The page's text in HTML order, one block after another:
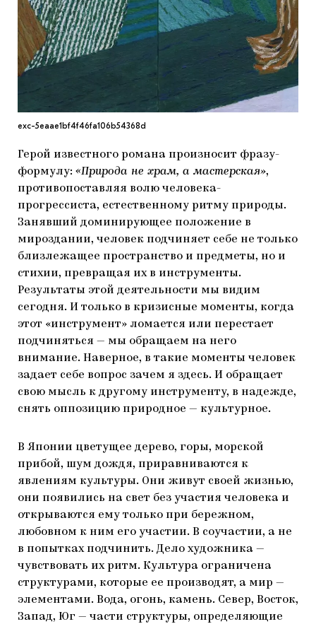
ЗАПАЛЕННЯ
CARPATHIAN CULT ПРО РІЗДВЯНІ СВЯТА
exc-5eaae1bf4f46fa106b54368d
Герой известного романа произносит фразу-
формулу: «Природа не храм, а мастерская»,
противопоставляя волю человека-
прогрессиста, естественному ритму природы.
Занявший доминирующее положение в
мироздании, человек подчиняет себе не только
близлежащее пространство и предметы, но и
стихии, превращая их в инструменты.
Результаты этой деятельности мы видим
сегодня. И только в кризисные моменты, когда
этот «инструмент» ломается или перестает
подчиняться — мы обращаем на него
внимание. Наверное, в такие моменты человек
задает себе вопрос зачем я здесь. И обращает
свою мысль к другому инструменту, в надежде,
снять оппозицию природное — культурное.
В Японии цветущее дерево, горы, морской
прибой, шум дождя, приравниваются к
явлениям культуры. Они живут своей жизнью,
они появились на свет без участия человека и
открываются ему только при бережном,
любовном к ним его участии. В соучастии, а не
в попытках подчинить. Дело художника —
чувствовать их ритм. Культура ограничена
структурами, которые ее производят, а мир —
элементами. Вода, огонь, камень. Север, Восток,
Запад, Юг — части структуры, определяющие